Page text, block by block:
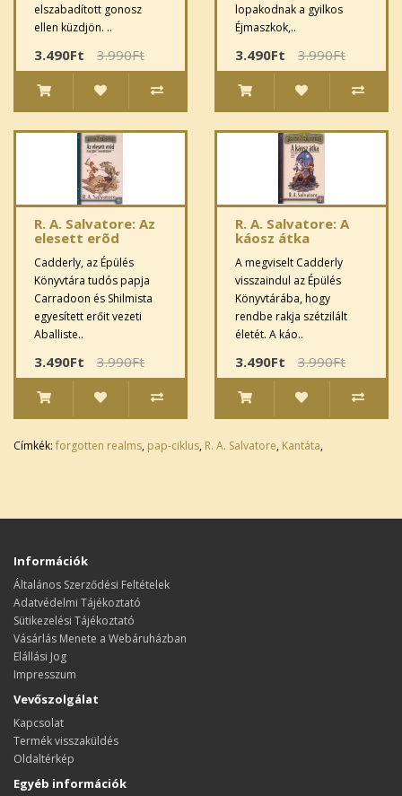
elszabadított gonosz
ellen küzdjön. ..
3.490Ft 3.990Ft
lopakodnak a gyilkos
Éjmaszkok,..
3.490Ft 3.990Ft
R. A. Salvatore: Az
elesett erõd
Cadderly, az Épülés
Könyvtára tudós papja
Carradoon és Shilmista
egyesített erőit vezeti
Aballiste..
3.490Ft 3.990Ft
R. A. Salvatore: A
káosz átka
A megviselt Cadderly
visszaindul az Épülés
Könyvtárába, hogy
rendbe rakja szétzilált
életét. A káo..
3.490Ft 3.990Ft
Címkék: forgotten realms, pap-ciklus, R. A. Salvatore, Kantáta,
Információk
Általános Szerződési Feltételek
Adatvédelmi Tájékoztató
Sütikezelési Tájékoztató
Vásárlás Menete a Webáruházban
Elállási Jog
Impresszum
Vevőszolgálat
Kapcsolat
Termék visszaküldés
Oldaltérkép
Egyéb információk